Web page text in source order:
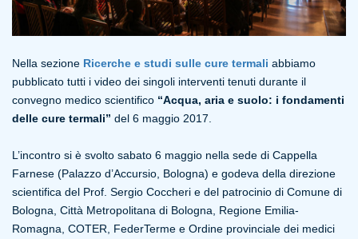
Nella sezione Ricerche e studi sulle cure termali abbiamo
pubblicato tutti i video dei singoli interventi tenuti durante il
convegno medico scientifico “Acqua, aria e suolo: i fondamenti
delle cure termali” del 6 maggio 2017.
L’incontro si è svolto sabato 6 maggio nella sede di Cappella
Farnese (Palazzo d’Accursio, Bologna) e godeva della direzione
scientifica del Prof. Sergio Coccheri e del patrocinio di Comune di
Bologna, Città Metropolitana di Bologna, Regione Emilia-
Romagna, COTER, FederTerme e Ordine provinciale dei medici